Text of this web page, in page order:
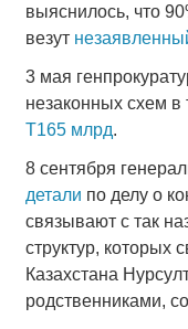
выяснилось, что
везут
3 мая
незаконных схем
Т165 млрд.
8 сентября
детали по делу о
связывают с так
структур, которых
Казахстана
родственниками,